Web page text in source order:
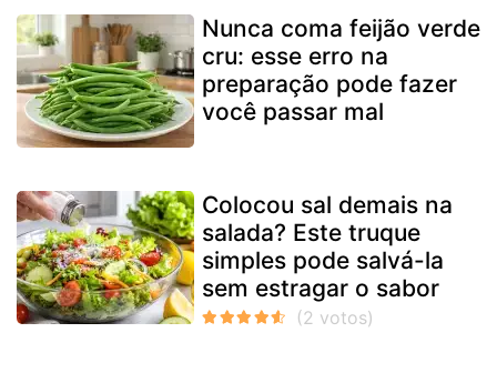
Nunca coma feijão verde
cru: esse erro na
preparação pode fazer
você passar mal
Colocou sal demais na
salada? Este truque
simples pode salvá-la
sem estragar o sabor